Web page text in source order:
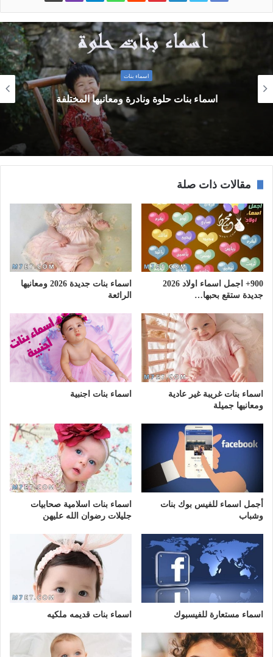
اسماء بنات
اسماء بنات تنتهي بحرف النون ومعانيها
مقالات ذات صلة
900+ اجمل اسماء اولاد 2026
جديدة ستقع بحبها…
اسماء بنات جديدة 2026 ومعانيها
الرائعة
اسماء بنات غريبة غير عادية
ومعانيها جميلة
اسماء بنات اجنبية
أجمل اسماء للفيس بوك بنات
وشباب
اسماء بنات اسلامية صحابيات
جليلات رضوان الله عليهن
اسماء مستعارة للفيسبوك اسماء بنات قديمه ملكيه